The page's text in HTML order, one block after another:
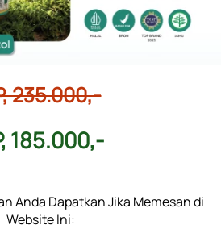
235.000,-
185.000,-
Anda Dapatkan Jika Memesan di
Website Ini: